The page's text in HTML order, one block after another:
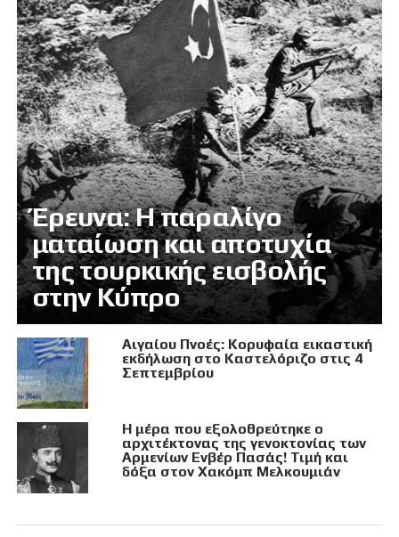
Έρευνα: Η παραλίγο
ματαίωση και αποτυχία
της τουρκικής εισβολής
στην Κύπρο
Αιγαίου Πνοές: Κορυφαία εικαστική
εκδήλωση στο Καστελόριζο στις 4
Σεπτεμβρίου
Η μέρα που εξολοθρεύτηκε ο
αρχιτέκτονας της γενοκτονίας των
Αρμενίων Ενβέρ Πασάς! Τιμή και
δόξα στον Χακόμπ Μελκουμιάν